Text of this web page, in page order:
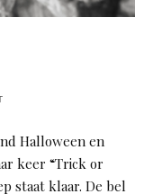
Halloween en
keer “Trick or
staat klaar. De bel